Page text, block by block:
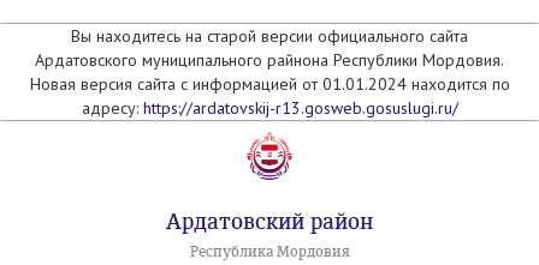
Вы находитесь на старой версии официального сайта
Ардатовского муниципального райнона Республики Мордовия.
Новая версия сайта с информацией от 01.01.2024 находится по
адресу: https://ardatovskij-r13.gosweb.gosuslugi.ru/
Ардатовский район
Республика Мордовия